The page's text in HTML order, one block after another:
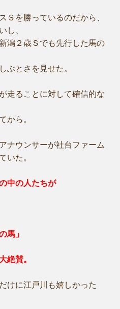
Ｓを勝っているのだから、
し、
潟２歳Ｓでも先行した馬の
ぶとさを見せた。
走ることに対して確信的な
から。
ナウンサーが社台ファーム
いた。
中の人たちが
馬」
絶賛。
けに江戸川も嬉しかった